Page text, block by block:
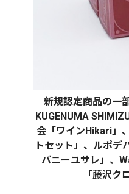
新規認定商品の一
KUGENUMA
会「ワインHikari」
トセット」、ルポデ
バニーユサレ」、
「藤沢ク